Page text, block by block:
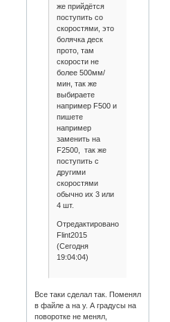
же прийдётся
поступить со
скоростями, это
болячка деск
прото, там
скорости не
более 500мм/
мин, так же
выбираете
например F500 и
пишете
например
заменить на
F2500, так же
поступить с
другими
скоростями
обычно их 3 или
4 шт.
Отредактировано
Flint2015
(Сегодня
19:04:04)
Все таки сделал так. Поменял
в файле а на у. А градусы на
поворотке не менял,